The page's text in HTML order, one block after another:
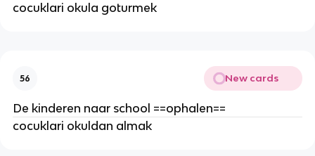
cocuklari okula goturmek
56 New cards
De kinderen naar school ==ophalen==
cocuklari okuldan almak